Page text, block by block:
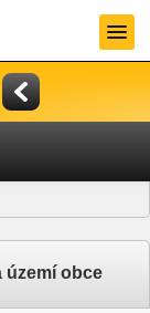
území obce